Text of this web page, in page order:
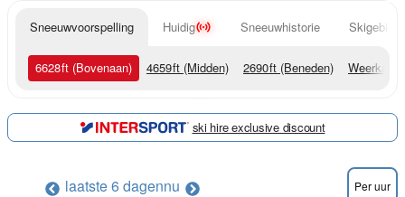
Sneeuwvoorspelling Huidig Sneeuwhistorie Skigebied
6628ft (Bovenaan) 4659ft (Midden) 2690ft (Beneden)
ski hire exclusive discount
laatste 6 dagennu Per uur